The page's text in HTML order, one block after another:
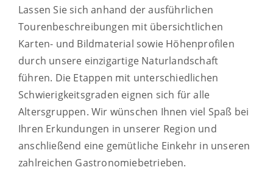
Lassen Sie sich anhand der ausführlichen
Tourenbeschreibungen mit übersichtlichen
Karten- und Bildmaterial sowie Höhenprofilen
durch unsere einzigartige Naturlandschaft
führen. Die Etappen mit unterschiedlichen
Schwierigkeitsgraden eignen sich für alle
Altersgruppen. Wir wünschen Ihnen viel Spaß bei
Ihren Erkundungen in unserer Region und
anschließend eine gemütliche Einkehr in unseren
zahlreichen Gastronomiebetrieben.